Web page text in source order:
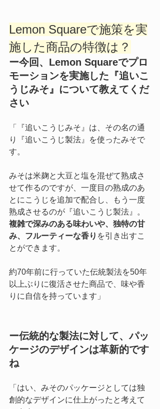
Lemon Squareで施策を実
施した商品の特徴は？
ー今回、Lemon Squareでプロ
モーションを実施した『追いこ
うじみそ』について教えてくだ
さい
「『追いこうじみそ』は、その名の通
り『追いこうじ製法』を使ったみそで
す。
みそは米麹と大豆と塩を混ぜて熟成さ
せて作るのですが、一度目の熟成のあ
とにこうじを追加で配合し、もう一度
熟成させるのが『追いこうじ製法』。
複雑で深みのある味わいや、独特の甘
み、フルーティーな香り を引き出すこ
とができます。
約70年前に行っていた伝統製法を50年
以上ぶりに復活させた商品で、味や香
りに自信を持っています」
ー伝統的な製法に対して、パッ
ケージのデザインは革新的です
ね
「はい、みそのパッケージとしては独
創的なデザインに仕上がったと考えて